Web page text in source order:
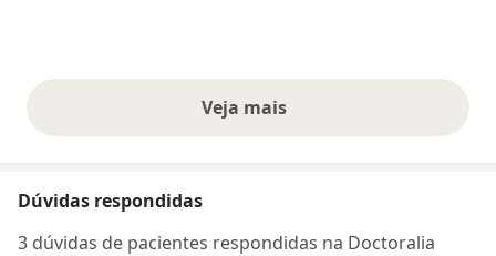
Veja maisopiniões acima
Dúvidas respondidas
3 dúvidas de pacientes respondidas na Doctoralia